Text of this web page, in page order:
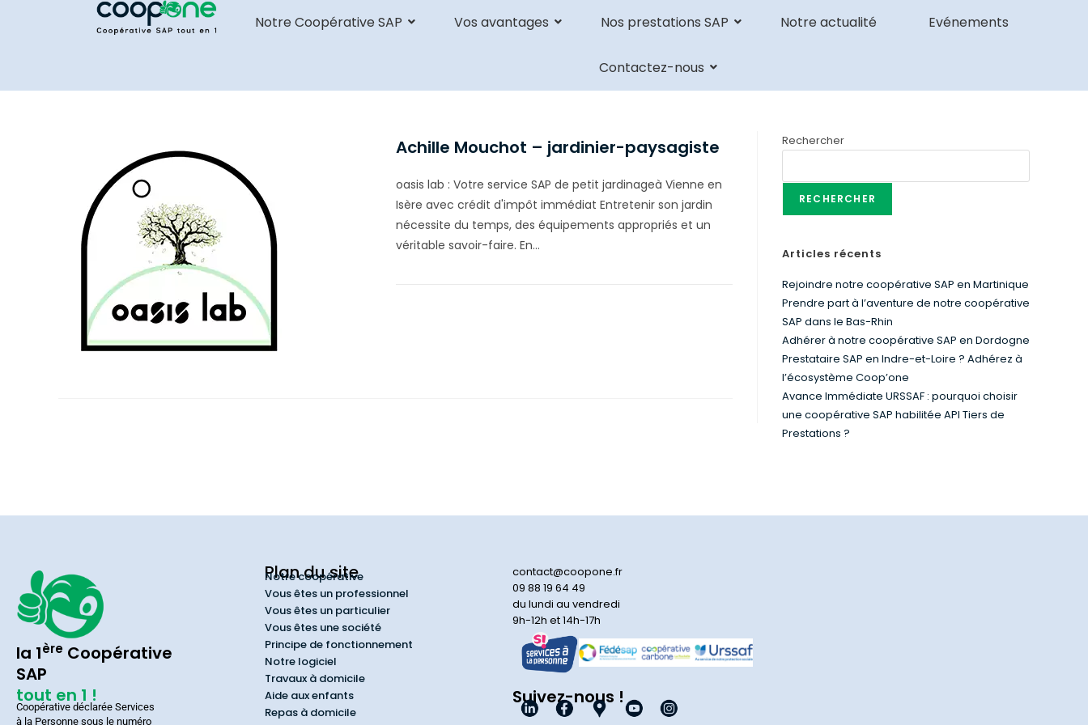
Notre Coopérative SAP Vos avantages Nos prestations SAP Notre actualité Evénements
Contactez-nous
Achille Mouchot – jardinier-paysagiste
oasis lab : Votre service SAP de petit jardinageà Vienne en
Isère avec crédit d'impôt immédiat Entretenir son jardin
nécessite du temps, des équipements appropriés et un
véritable savoir-faire. En…
Rechercher
RECHERCHER
Articles récents
Rejoindre notre coopérative SAP en Martinique
Prendre part à l’aventure de notre coopérative
SAP dans le Bas-Rhin
Adhérer à notre coopérative SAP en Dordogne
Prestataire SAP en Indre-et-Loire ? Adhérez à
l’écosystème Coop’one
Avance Immédiate URSSAF : pourquoi choisir
une coopérative SAP habilitée API Tiers de
Prestations ?
la 1ère Coopérative
SAP
tout en 1 !
Coopérative déclarée Services
à la Personne sous le numéro
Plan du site
Notre coopérative
Vous êtes un professionnel
Vous êtes un particulier
Vous êtes une société
Principe de fonctionnement
Notre logiciel
Travaux à domicile
Aide aux enfants
Repas à domicile
contact@coopone.fr
09 88 19 64 49
du lundi au vendredi
9h-12h et 14h-17h
Suivez-nous !